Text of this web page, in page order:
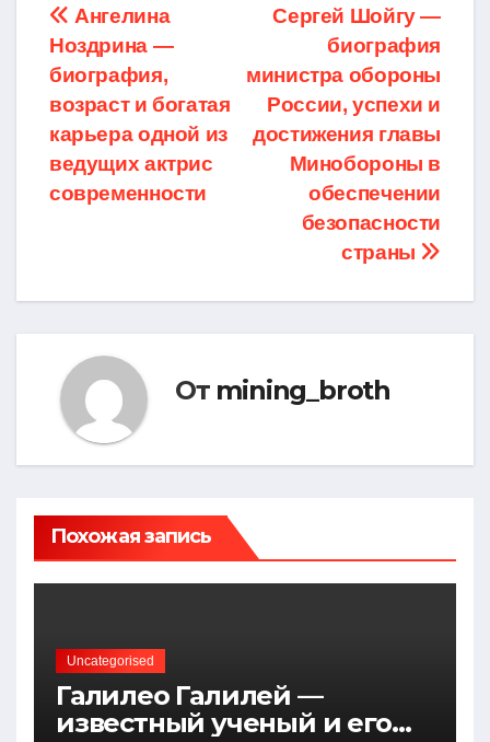
Навигация
по
записям
Сергей Шойгу —
биография
министра обороны
России, успехи и
достижения главы
Минобороны в
обеспечении
безопасности
страны
Ангелина
Ноздрина —
биография,
возраст и богатая
карьера одной из
ведущих актрис
современности
От mining_broth
Похожая запись
Uncategorised
Галилео Галилей —
известный ученый и его